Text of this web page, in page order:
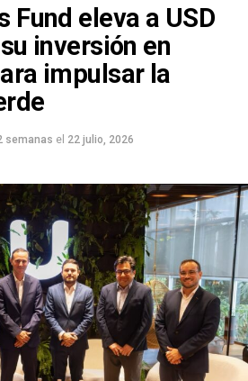
Fund eleva a USD
inversión en
impulsar la
semanas el 22 julio, 2026